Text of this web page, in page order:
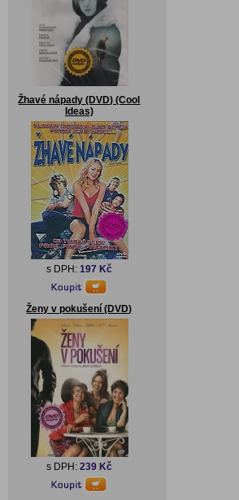
Žhavé nápady (DVD) (Cool
Ideas)
s DPH: 197 Kč
Ženy v pokušení (DVD)
s DPH: 239 Kč